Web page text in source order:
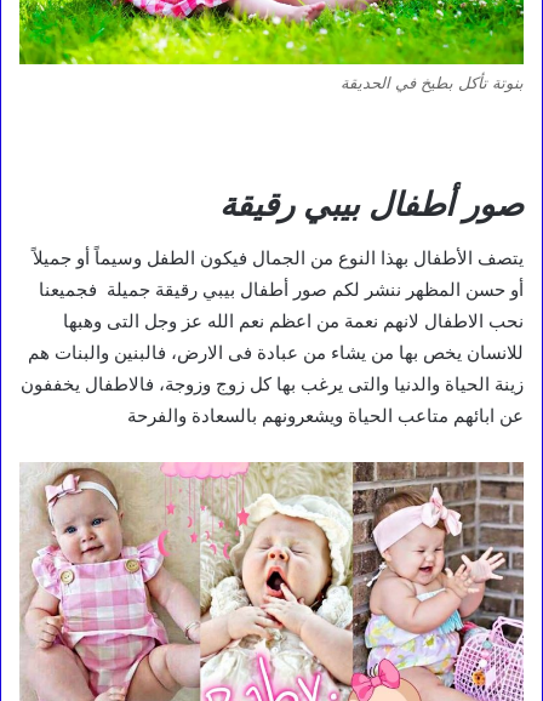
بنوتة تأكل بطيخ في الحديقة
صور أطفال بيبي رقيقة
يتصف الأطفال بهذا النوع من الجمال فيكون الطفل وسيماً أو جميلاً
أو حسن المظهر ننشر لكم صور أطفال بيبي رقيقة جميلة فجميعنا
نحب الاطفال لانهم نعمة من اعظم نعم الله عز وجل التى وهبها
للانسان يخص بها من يشاء من عبادة فى الارض، فالبنين والبنات هم
زينة الحياة والدنيا والتى يرغب بها كل زوج وزوجة، فالاطفال يخففون
عن ابائهم متاعب الحياة ويشعرونهم بالسعادة والفرحة